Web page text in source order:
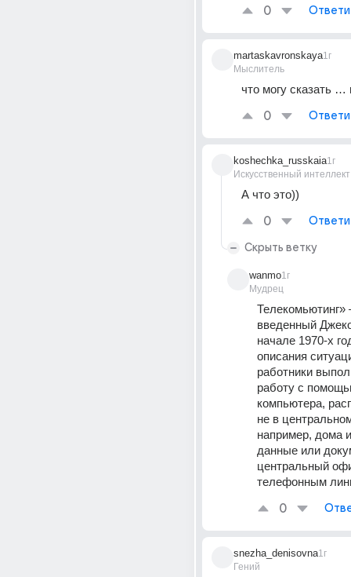
0
martaskavronskaya
Мыслитель
1г
что могу сказать …
0
koshechka_russkaia
Искусственный интеллект
1г
А что это))
0
Скрыть ветку
wanmo
Мудрец
1г
Телекомьютинг»
введенный
начале 1970-х
описания
работники
работу с
компьютера,
не в
например, дома
данные или
центральный
телефонным
0
snezha_denisovna
Гений
1г